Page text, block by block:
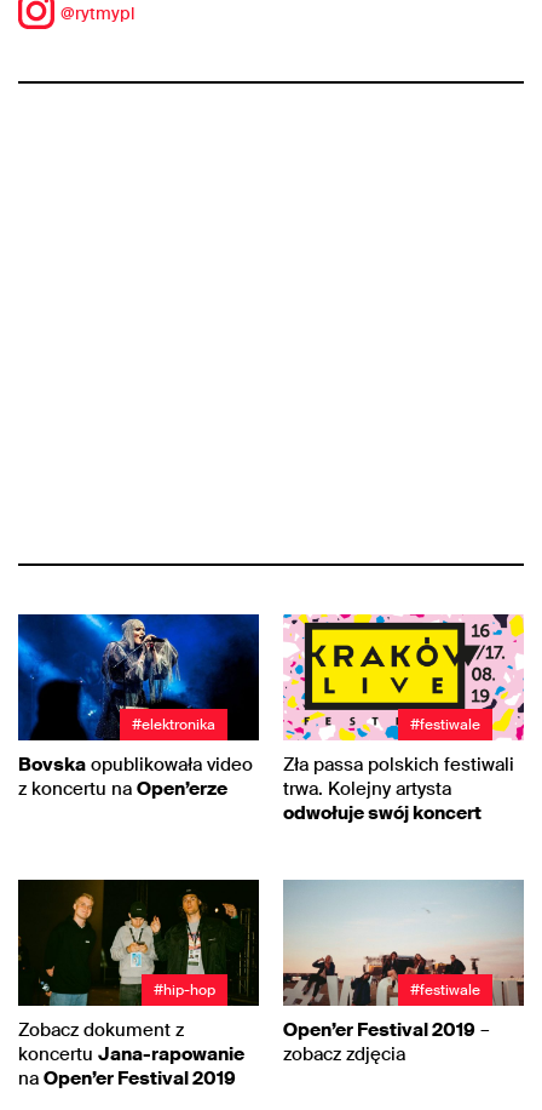
@rytmypl
#elektronika
Bovska opublikowała video
z koncertu na Open’erze
#festiwale
Zła passa polskich festiwali
trwa. Kolejny artysta
odwołuje swój koncert
#hip-hop
Zobacz dokument z
koncertu Jana-rapowanie
na Open’er Festival 2019
#festiwale
Open’er Festival 2019 –
zobacz zdjęcia